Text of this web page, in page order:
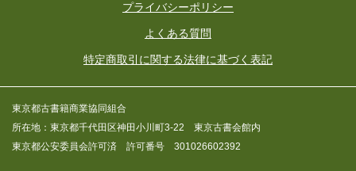
プライバシーポリシー
よくある質問
特定商取引に関する法律に基づく表記
東京都古書籍商業協同組合
所在地：東京都千代田区神田小川町3-22 東京古書会館内
東京都公安委員会許可済 許可番号 301026602392